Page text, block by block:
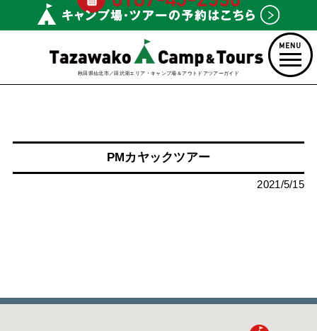
秋田県仙北市／田沢湖エリア・キャンプ場＆アウトドアツアーガイド
PMカヤックツアー
2021/5/15